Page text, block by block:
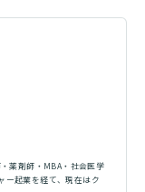
薬剤師・MBA・社会医学
ー起業を経て、現在はク